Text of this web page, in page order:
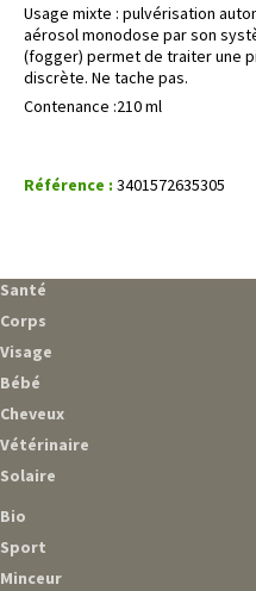
Usage mixte : pulvérisation
aérosol monodose par son
(fogger) permet de traiter une
discrète. Ne tache pas.
Contenance :210 ml
Référence : 3401572635305
Santé
Corps
Visage
Bébé
Cheveux
Vétérinaire
Solaire
Bio
Sport
Minceur